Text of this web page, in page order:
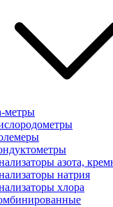
метры
азота,
натрия
хлора